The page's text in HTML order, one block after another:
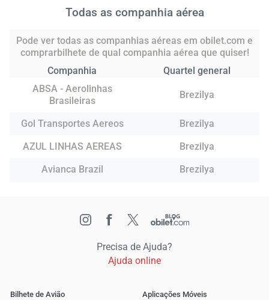
Todas as companhia aérea
Pode ver todas as companhias aéreas em obilet.com e
comprarbilhete de qual companhia aérea que quiser!
Companhia
Quartel general
ABSA - Aerolinhas
Brasileiras
Brezilya
Gol Transportes Aereos
Brezilya
AZUL LINHAS AEREAS
Brezilya
Avianca Brazil
Brezilya
Precisa de Ajuda?
Ajuda online
Bilhete de Avião
Aplicações Móveis